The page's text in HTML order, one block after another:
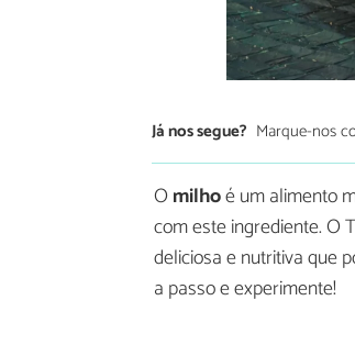
Já nos segue? Marque-nos
Omilhoé um alimento
com este ingrediente. O
deliciosa e nutritiva que
a passo e experimente!